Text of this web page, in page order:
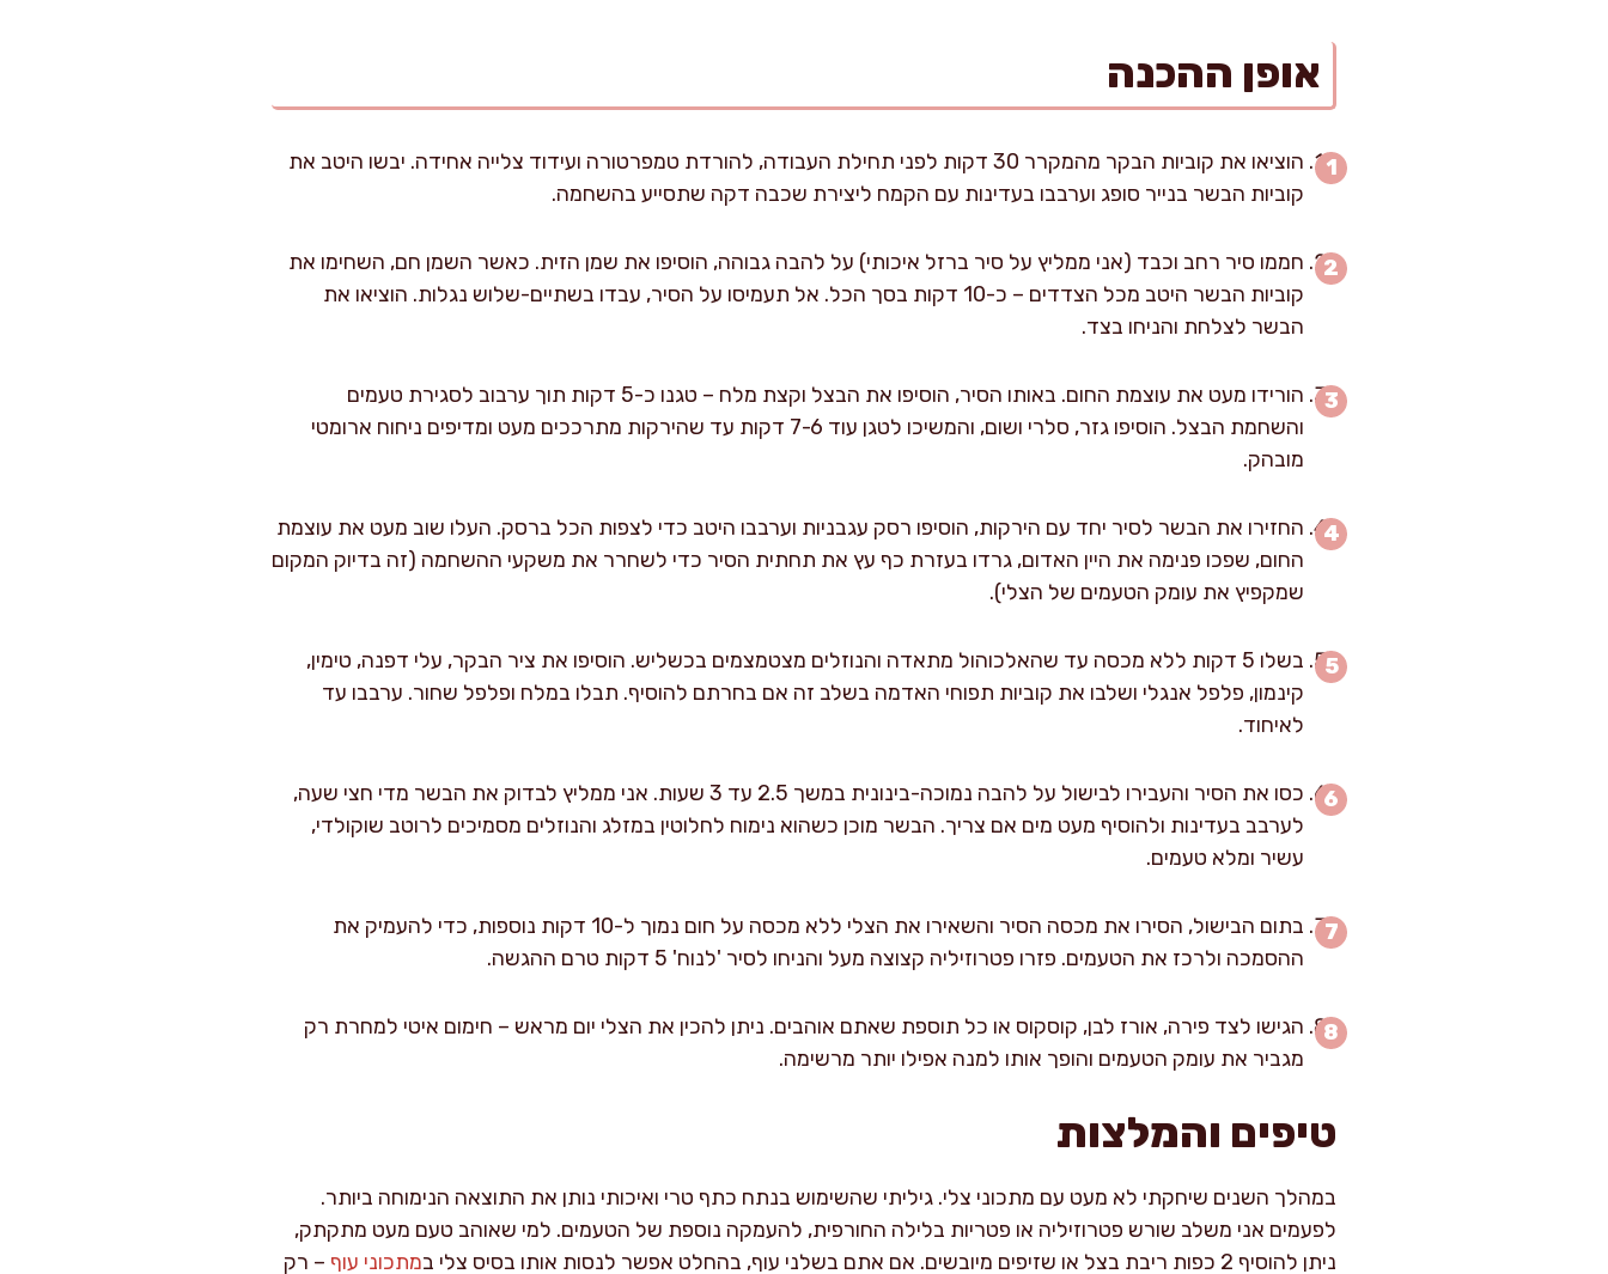
אופן ההכנה
הוציאו את קוביות הבקר מהמקרר 30 דקות לפני תחילת העבודה, להורדת טמפרטורה ועידוד צלייה אחידה. יבשו היטב את
קוביות הבשר בנייר סופג וערבבו בעדינות עם הקמח ליצירת שכבה דקה שתסייע בהשחמה.
חממו סיר רחב וכבד (אני ממליץ על סיר ברזל איכותי) על להבה גבוהה, הוסיפו את שמן הזית. כאשר השמן חם, השחימו את
קוביות הבשר היטב מכל הצדדים – כ-10 דקות בסך הכל. אל תעמיסו על הסיר, עבדו בשתיים-שלוש נגלות. הוציאו את
הבשר לצלחת והניחו בצד.
הורידו מעט את עוצמת החום. באותו הסיר, הוסיפו את הבצל וקצת מלח – טגנו כ-5 דקות תוך ערבוב לסגירת טעמים
והשחמת הבצל. הוסיפו גזר, סלרי ושום, והמשיכו לטגן עוד 7-6 דקות עד שהירקות מתרככים מעט ומדיפים ניחוח ארומטי
מובהק.
החזירו את הבשר לסיר יחד עם הירקות, הוסיפו רסק עגבניות וערבבו היטב כדי לצפות הכל ברסק. העלו שוב מעט את עוצמת
החום, שפכו פנימה את היין האדום, גרדו בעזרת כף עץ את תחתית הסיר כדי לשחרר את משקעי ההשחמה (זה בדיוק המקום
שמקפיץ את עומק הטעמים של הצלי).
בשלו 5 דקות ללא מכסה עד שהאלכוהול מתאדה והנוזלים מצטמצמים בכשליש. הוסיפו את ציר הבקר, עלי דפנה, טימין,
קינמון, פלפל אנגלי ושלבו את קוביות תפוחי האדמה בשלב זה אם בחרתם להוסיף. תבלו במלח ופלפל שחור. ערבבו עד
לאיחוד.
כסו את הסיר והעבירו לבישול על להבה נמוכה-בינונית במשך 2.5 עד 3 שעות. אני ממליץ לבדוק את הבשר מדי חצי שעה,
לערבב בעדינות ולהוסיף מעט מים אם צריך. הבשר מוכן כשהוא נימוח לחלוטין במזלג והנוזלים מסמיכים לרוטב שוקולדי,
עשיר ומלא טעמים.
בתום הבישול, הסירו את מכסה הסיר והשאירו את הצלי ללא מכסה על חום נמוך ל-10 דקות נוספות, כדי להעמיק את
ההסמכה ולרכז את הטעמים. פזרו פטרוזיליה קצוצה מעל והניחו לסיר 'לנוח' 5 דקות טרם ההגשה.
הגישו לצד פירה, אורז לבן, קוסקוס או כל תוספת שאתם אוהבים. ניתן להכין את הצלי יום מראש – חימום איטי למחרת רק
מגביר את עומק הטעמים והופך אותו למנה אפילו יותר מרשימה.
טיפים והמלצות
במהלך השנים שיחקתי לא מעט עם מתכוני צלי. גיליתי שהשימוש בנתח כתף טרי ואיכותי נותן את התוצאה הנימוחה ביותר.
לפעמים אני משלב שורש פטרוזיליה או פטריות בלילה החורפית, להעמקה נוספת של הטעמים. למי שאוהב טעם מעט מתקתק,
ניתן להוסיף 2 כפות ריבת בצל או שזיפים מיובשים. אם אתם בשלני עוף, בהחלט אפשר לנסות אותו בסיס צלי ב
מתכוני עוף – רק